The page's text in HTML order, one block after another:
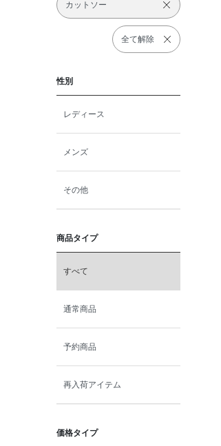
カットソー
全て解除
性別
レディース
メンズ
その他
商品タイプ
すべて
通常商品
予約商品
再入荷アイテム
価格タイプ